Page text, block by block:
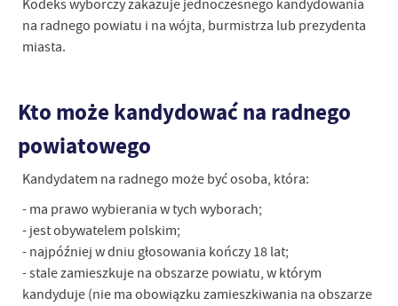
Kodeks wyborczy zakazuje jednoczesnego kandydowania
na radnego powiatu i na wójta, burmistrza lub prezydenta
miasta.
Kto może kandydować na radnego
powiatowego
Kandydatem na radnego może być osoba, która:
- ma prawo wybierania w tych wyborach;
- jest obywatelem polskim;
- najpóźniej w dniu głosowania kończy 18 lat;
- stale zamieszkuje na obszarze powiatu, w którym
kandyduje (nie ma obowiązku zamieszkiwania na obszarze